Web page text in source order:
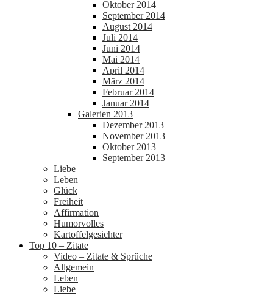
Oktober 2014
September 2014
August 2014
Juli 2014
Juni 2014
Mai 2014
April 2014
März 2014
Februar 2014
Januar 2014
Galerien 2013
Dezember 2013
November 2013
Oktober 2013
September 2013
Liebe
Leben
Glück
Freiheit
Affirmation
Humorvolles
Kartoffelgesichter
Top 10 – Zitate
Video – Zitate & Sprüche
Allgemein
Leben
Liebe